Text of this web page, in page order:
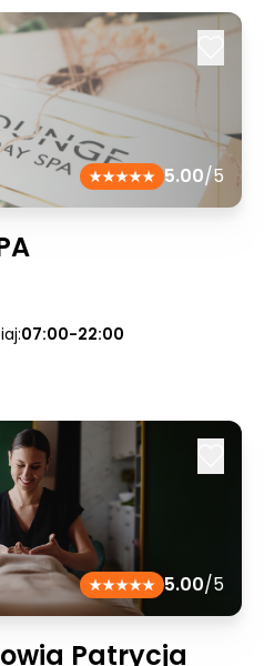
5.00/5
07:00-22:00
5.00/5
Patrycja